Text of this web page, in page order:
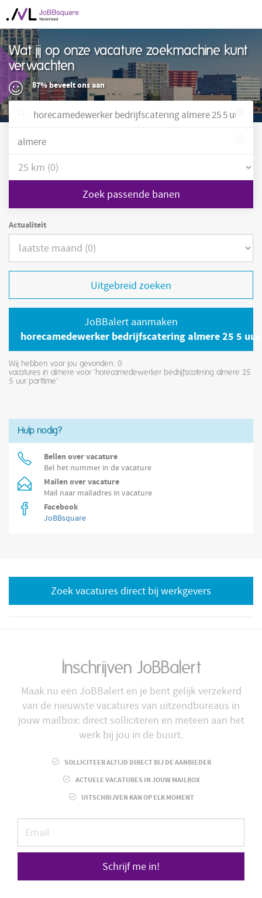
Wat jij op onze vacature zoekmachine kunt
verwachten
87% beveelt ons aan
Zoek passende banen
Actualiteit
Uitgebreid zoeken
JoBBalert aanmaken
horecamedewerker bedrijfscatering almere 25 5
Wij hebben voor jou gevonden: 0
vacatures in almere voor 'horecamedewerker bedrijfscatering almere 25
5 uur parttime'
Hulp nodig?
Bellen over vacature
Bel het nummer in de vacature
Mailen over vacature
Mail naar mailadres in vacature
Facebook
JoBBsquare
Zoek vacatures direct bij werkgevers
Inschrijven JoBBalert
Maak nu een JoBBalert en je bent gelijk verzekerd
van de nieuwste vacatures van uitzendbureaus in
jouw mailbox: direct solliciteren en meteen aan het
werk bij jou in de buurt.
SOLLICITEER ALTIJD DIRECT BIJ DE AANBIEDER
ACTUELE VACATURES IN JOUW MAILBOX
UITSCHRIJVEN KAN OP ELK MOMENT
Schrijf me in!